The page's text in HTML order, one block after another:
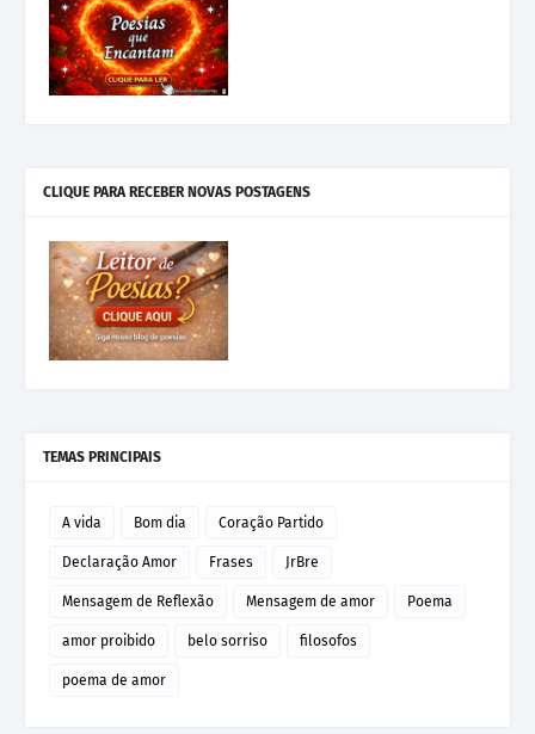
CLIQUE PARA RECEBER NOVAS POSTAGENS
TEMAS PRINCIPAIS
A vida Bom dia Coração Partido
Declaração Amor Frases JrBre
Mensagem de Reflexão Mensagem de amor Poema
amor proibido belo sorriso filosofos
poema de amor